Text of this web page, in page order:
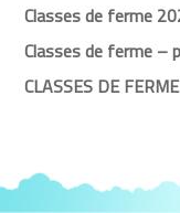
Classes de ferme
Classes de ferme –
CLASSES DE FERME